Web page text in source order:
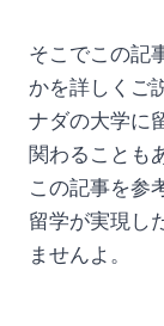
そこでこの記
かを詳しくご
ナダの大学に
関わることも
この記事を参
留学が実現し
ませんよ。